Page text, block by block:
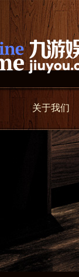
关于我们